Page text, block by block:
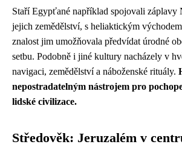
Staří Egypťané například spojovali
jejich zemědělství, s heliaktickým
znalost jim umožňovala předvídat úrodné
setbu. Podobně i jiné kultury nacházely v
navigaci, zemědělství a náboženské rituály.
nepostradatelným nástrojem pro
lidské civilizace.
Středověk: Jeruzalém v